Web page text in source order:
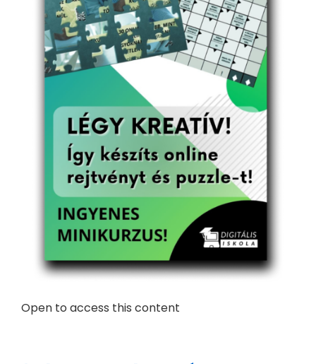
Open to access this content